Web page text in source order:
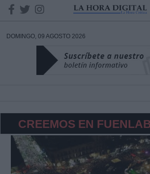
DOMINGO, 09 AGOSTO 2026
CREEMOS EN
DATOS
Responsable:
Datos tratados: